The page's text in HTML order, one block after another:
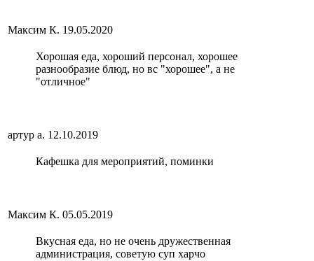
Максим К. 19.05.2020
Хорошая еда, хороший персонал, хорошее
разнообразие блюд, но вс "хорошее", а не
"отличное"
артур а. 12.10.2019
Кафешка для мероприятий, поминки
Максим К. 05.05.2019
Вкусная еда, но не очень дружественная
администрация, советую суп харчо